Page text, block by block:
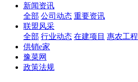
新闻资讯
全部 公司动态 重要资讯
联盟风采
全部 行业动态 在建项目 惠农工程
供销e家
豫菜网
政策法规